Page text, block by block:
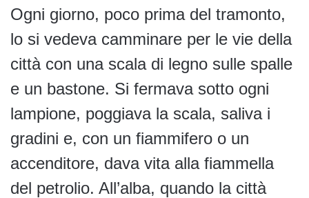
Ogni giorno, poco prima del tramonto,
lo si vedeva camminare per le vie della
città con una scala di legno sulle spalle
e un bastone. Si fermava sotto ogni
lampione, poggiava la scala, saliva i
gradini e, con un fiammifero o un
accenditore, dava vita alla fiammella
del petrolio. All’alba, quando la città